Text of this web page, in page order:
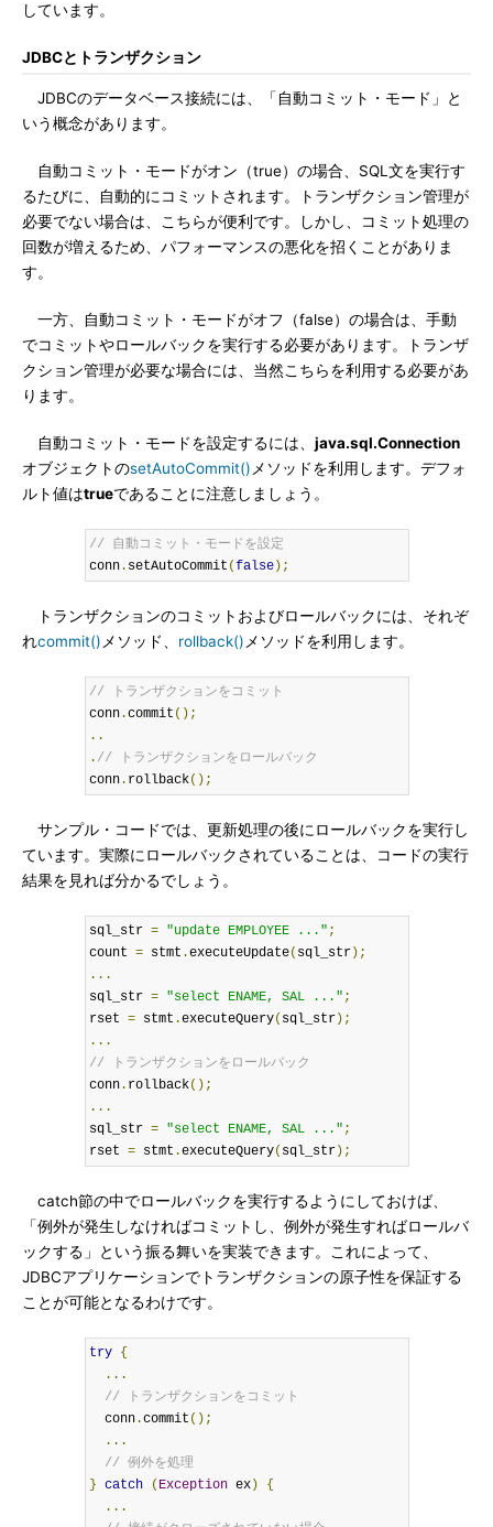
しています。
JDBCとトランザクション
JDBCのデータベース接続には、「自動コミット・モード」と
いう概念があります。
自動コミット・モードがオン（true）の場合、SQL文を実行す
るたびに、自動的にコミットされます。トランザクション管理が
必要でない場合は、こちらが便利です。しかし、コミット処理の
回数が増えるため、パフォーマンスの悪化を招くことがありま
す。
一方、自動コミット・モードがオフ（false）の場合は、手動
でコミットやロールバックを実行する必要があります。トランザ
クション管理が必要な場合には、当然こちらを利用する必要があ
ります。
自動コミット・モードを設定するには、 java.sql.Connection
オブジェクトのsetAutoCommit() メソッドを利用します。デフォ
ルト値はtrueであることに注意しましょう。
// 自動コミット・モードを設定
conn. setAutoCommit (false);
トランザクションのコミットおよびロールバックには、それぞ
れcommit() メソッド、 rollback() メソッドを利用します。
// トランザクションをコミット
conn.commit ();
..
. // トランザクションをロールバック
conn. rollback();
サンプル・コードでは、更新処理の後にロールバックを実行し
ています。実際にロールバックされていることは、コードの実行
結果を見れば分かるでしょう。
sql_str = "update EMPLOYEE ..." ;
count = stmt .executeUpdate( sql_str);
...
sql_str = "select ENAME, SAL ..." ;
rset = stmt .executeQuery( sql_str);
...
// トランザクションをロールバック
conn. rollback();
...
sql_str = "select ENAME, SAL ..." ;
rset = stmt .executeQuery( sql_str);
catch節の中でロールバックを実行するようにしておけば、
「例外が発生しなければコミットし、例外が発生すればロールバ
ックする」という振る舞いを実装できます。これによって、
JDBCアプリケーションでトランザクションの原子性を保証する
ことが可能となるわけです。
try
{
...
// トランザクションをコミット
  conn
.commit ();
...
// 例外を処理
} catch ( Exception ex)
{
...